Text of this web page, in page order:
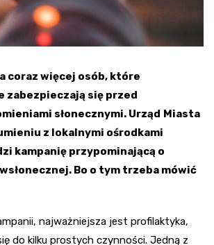
coraz więcej osób, które
się przed
słonecznymi. Urząd Miasta
z lokalnymi ośrodkami
kampanię przypominającą o
Bo o tym trzeba mówić
najważniejsza jest profilaktyka,
do kilku prostych czynności. Jedną z